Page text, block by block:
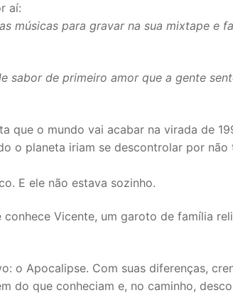
aí:
músicas para gravar na sua mixtape e
sabor de primeiro amor que a gente
que o mundo vai acabar na virada de
o planeta iriam se descontrolar por não
E ele não estava sozinho.
Vicente, um garoto de família
o Apocalipse. Com suas diferenças,
do que conheciam e, no caminho,